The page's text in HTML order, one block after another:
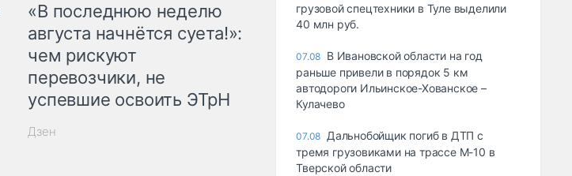
«В последнюю неделю
августа начнётся суета!»:
чем рискуют
перевозчики, не
успевшие освоить ЭТрН
Дзен
грузовой спецтехники в Туле выделили
40 млн руб.
07.08 В Ивановской области на год
раньше привели в порядок 5 км
автодороги Ильинское-Хованское –
Кулачево
07.08 Дальнобойщик погиб в ДТП с
тремя грузовиками на трассе М-10 в
Тверской области